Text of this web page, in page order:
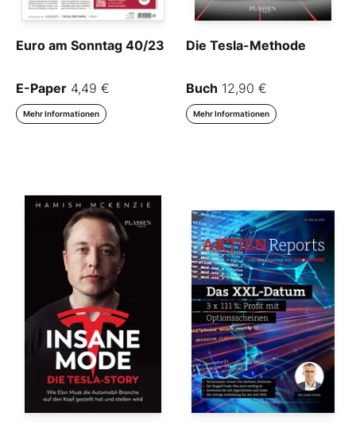
Euro am Sonntag 40/23
E-Paper 4,49 €
Mehr Informationen
Die Tesla-Methode
Buch 12,90 €
Mehr Informationen